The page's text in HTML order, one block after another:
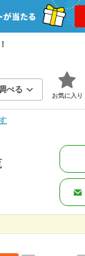
べる
お気に入り